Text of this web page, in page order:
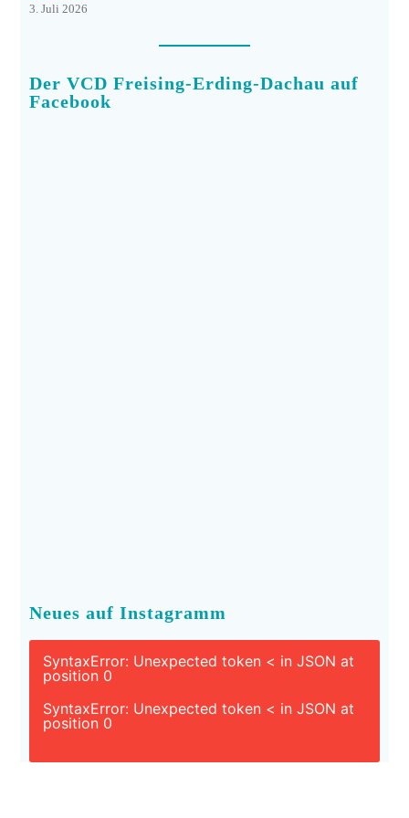
3. Juli 2026
Der VCD Freising-Erding-Dachau auf
Facebook
Neues auf Instagramm
SyntaxError: Unexpected token < in JSON at
position 0
SyntaxError: Unexpected token < in JSON at
position 0